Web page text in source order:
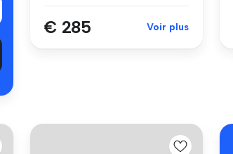
€ 285 Voir plus